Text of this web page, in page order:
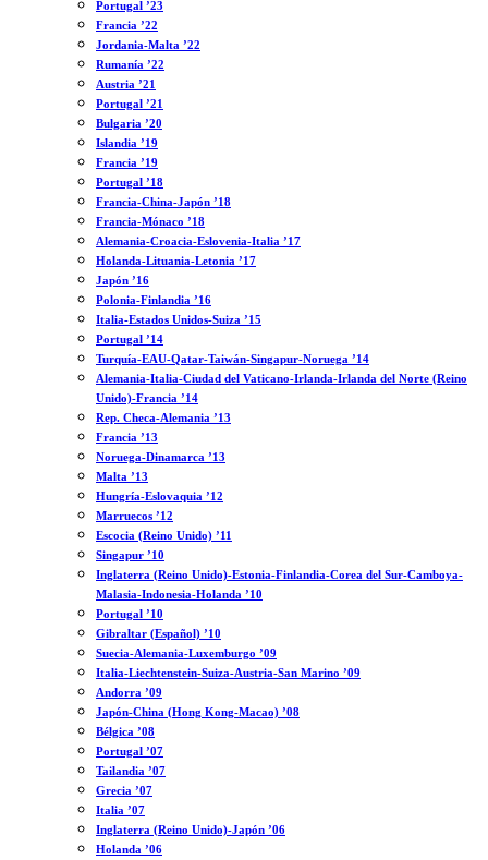
Portugal ’23
Francia ’22
Jordania-Malta ’22
Rumanía ’22
Austria ’21
Portugal ’21
Bulgaria ’20
Islandia ’19
Francia ’19
Portugal ’18
Francia-China-Japón ’18
Francia-Mónaco ’18
Alemania-Croacia-Eslovenia-Italia ’17
Holanda-Lituania-Letonia ’17
Japón ’16
Polonia-Finlandia ’16
Italia-Estados Unidos-Suiza ’15
Portugal ’14
Turquía-EAU-Qatar-Taiwán-Singapur-Noruega ’14
Alemania-Italia-Ciudad del Vaticano-Irlanda-Irlanda del Norte (Reino
Unido)-Francia ’14
Rep. Checa-Alemania ’13
Francia ’13
Noruega-Dinamarca ’13
Malta ’13
Hungría-Eslovaquia ’12
Marruecos ’12
Escocia (Reino Unido) ’11
Singapur ’10
Inglaterra (Reino Unido)-Estonia-Finlandia-Corea del Sur-Camboya-
Malasia-Indonesia-Holanda ’10
Portugal ’10
Gibraltar (Español) ’10
Suecia-Alemania-Luxemburgo ’09
Italia-Liechtenstein-Suiza-Austria-San Marino ’09
Andorra ’09
Japón-China (Hong Kong-Macao) ’08
Bélgica ’08
Portugal ’07
Tailandia ’07
Grecia ’07
Italia ’07
Inglaterra (Reino Unido)-Japón ’06
Holanda ’06